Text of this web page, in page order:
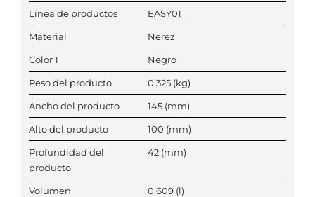
Línea de productos EASY01
Material Nerez
Color 1 Negro
Peso del producto 0.325 (kg)
Ancho del producto 145 (mm)
Alto del producto 100 (mm)
Profundidad del
producto
42 (mm)
Volumen 0.609 (l)